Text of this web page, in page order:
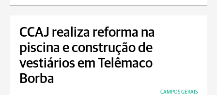
CCAJ realiza reforma na
piscina e construção de
vestiários em Telêmaco
Borba
CAMPOS GERAIS